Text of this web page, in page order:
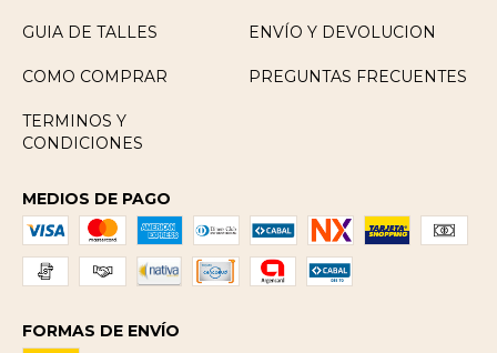
GUIA DE TALLES ENVÍO Y DEVOLUCION
COMO COMPRAR PREGUNTAS FRECUENTES
TERMINOS Y
CONDICIONES
MEDIOS DE PAGO
FORMAS DE ENVÍO